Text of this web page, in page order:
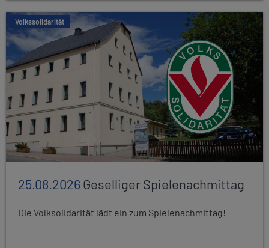
Volkssolidarität
25.08.2026Geselliger Spielenachmittag
Die Volksolidarität lädt ein zum Spielenachmittag!